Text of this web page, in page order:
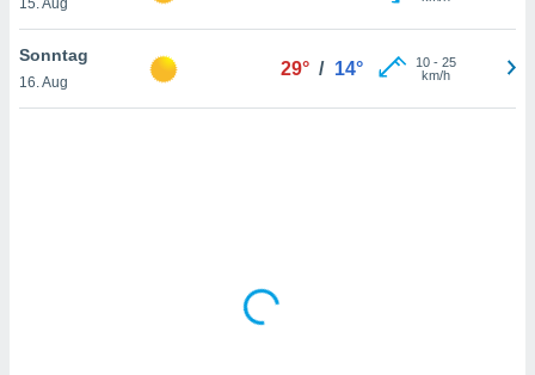
Sonntag
16. Aug
29° / 14° 10- 25
km/h